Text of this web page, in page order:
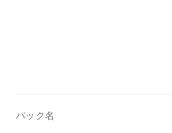
パック名